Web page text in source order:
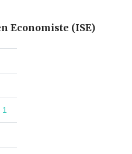
Economiste (ISE)
1